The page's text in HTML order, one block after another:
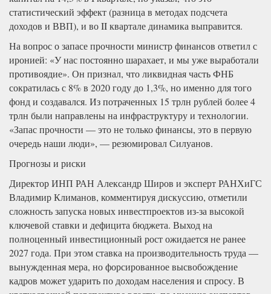
статистический эффект (разница в методах подсчета
доходов и ВВП), и во II квартале динамика выправится.
На вопрос о запасе прочности министр финансов ответил с
иронией: «У нас постоянно шарахает, и мы уже выработали
противоядие». Он признал, что ликвидная часть ФНБ
сократилась с 8% в 2020 году до 1,3%, но именно для того
фонд и создавался. Из потраченных 15 трлн рублей более 4
трлн были направлены на инфраструктуру и технологии.
«Запас прочности — это не только финансы, это в первую
очередь наши люди», — резюмировал Силуанов.
Прогнозы и риски
Директор ИНП РАН Александр Широв и эксперт РАНХиГС
Владимир Климанов, комментируя дискуссию, отметили
сложность запуска новых инвестпроектов из-за высокой
ключевой ставки и дефицита бюджета. Выход на
полноценный инвестиционный рост ожидается не ранее
2027 года. При этом ставка на производительность труда —
вынужденная мера, но форсированное высвобождение
кадров может ударить по доходам населения и спросу. В